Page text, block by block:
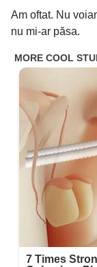
Am oftat. Nu
nu mi-ar păsa.